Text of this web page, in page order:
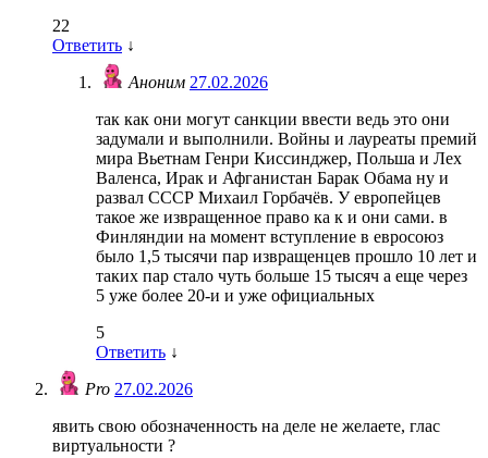
22
Ответить ↓
Аноним 27.02.2026
так как они могут санкции ввести ведь это они
задумали и выполнили. Войны и лауреаты премий
мира Вьетнам Генри Киссинджер, Польша и Лех
Валенса, Ирак и Афганистан Барак Обама ну и
развал СССР Михаил Горбачёв. У европейцев
такое же извращенное право ка к и они сами. в
Финляндии на момент вступление в евросоюз
было 1,5 тысячи пар извращенцев прошло 10 лет и
таких пар стало чуть больше 15 тысяч а еще через
5 уже более 20-и и уже официальных
5
Ответить ↓
Pro 27.02.2026
явить свою обозначенность на деле не желаете, глас
виртуальности ?